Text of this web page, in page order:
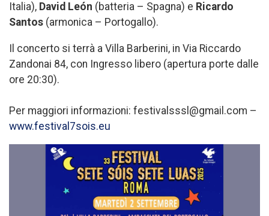
Italia), David León (batteria – Spagna) e Ricardo
Santos (armonica – Portogallo).
Il concerto si terrà a Villa Barberini, in Via Riccardo
Zandonai 84, con Ingresso libero (apertura porte dalle
ore 20:30).
Per maggiori informazioni: festivalsssl@gmail.com –
www.festival7sois.eu